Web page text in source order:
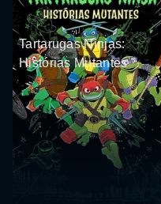
Tartarugas Ninjas:
Histórias Mutantes